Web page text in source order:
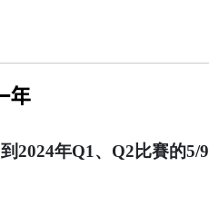
年
2024年Q1、Q2比賽的5/9